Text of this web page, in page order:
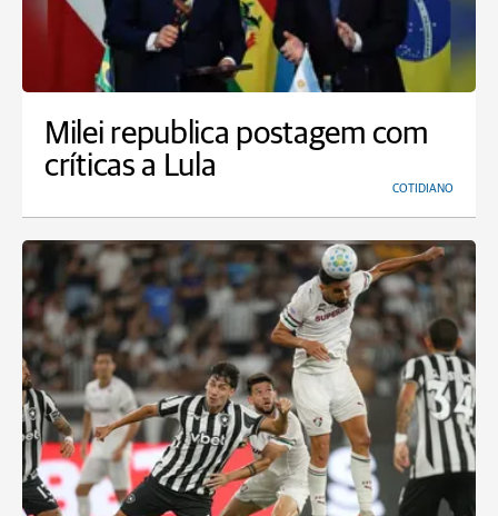
Milei republica postagem com
críticas a Lula
COTIDIANO